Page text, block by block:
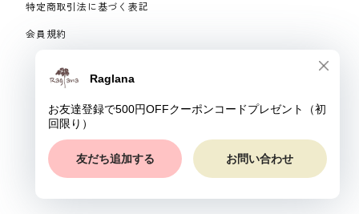
スマートフォンケース、バッグ
特定商取引法に基づく表記
会員規約